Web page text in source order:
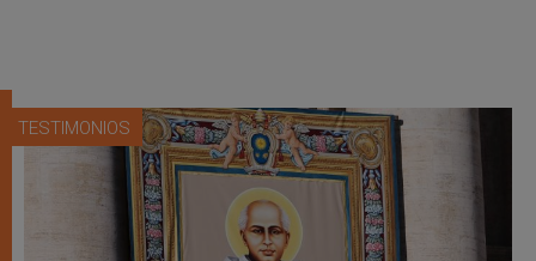
TESTIMONIOS